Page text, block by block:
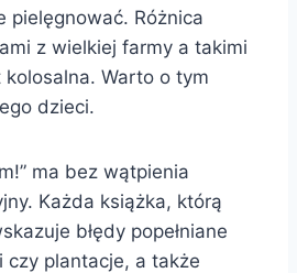
pielęgnować. Różnica
z wielkiej farmy a takimi
Warto o tym
dzieci.
ma bez wątpienia
Każda książka, którą
błędy popełniane
czy plantacje, a także